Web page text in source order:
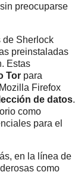
preocuparse
de Sherlock
preinstaladas
Estas
Tor para
Firefox
de datos.
como
para el
en la línea de
como